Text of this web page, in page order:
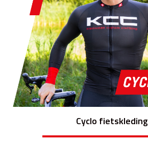
Cyclo fietskleding